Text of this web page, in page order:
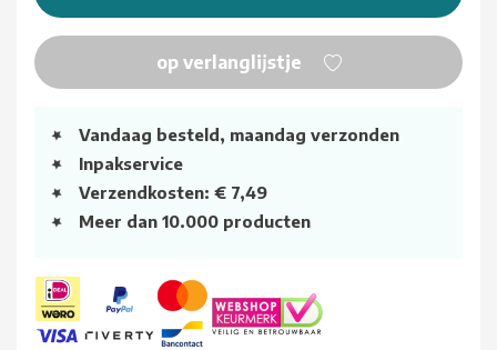
op verlanglijstje
Vandaag besteld, maandag verzonden
Inpakservice
Verzendkosten: € 7,49
Meer dan 10.000 producten